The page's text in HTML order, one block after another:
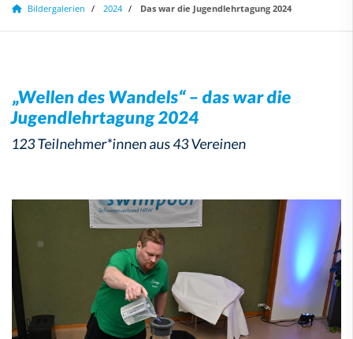
Bildergalerien 2024 Das war die Jugendlehrtagung 2024
„Wellen des Wandels“ – das war die
Jugendlehrtagung 2024
123 Teilnehmer*innen aus 43 Vereinen